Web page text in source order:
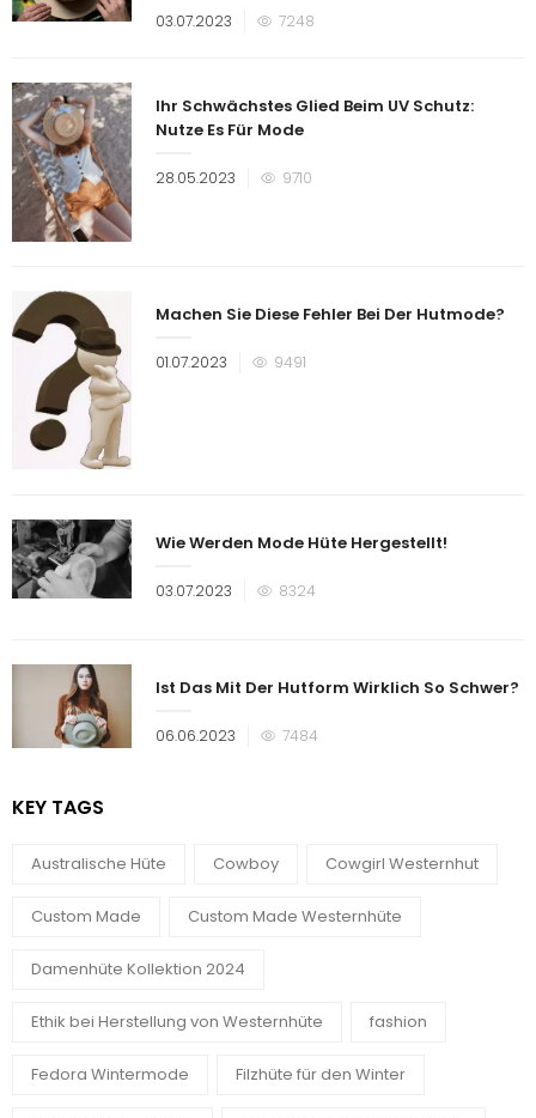
Veröffentlicht
03.07.2023 7248
Ihr Schwächstes Glied Beim UV Schutz:
Nutze Es Für Mode
Veröffentlicht
28.05.2023 9710
Machen Sie Diese Fehler Bei Der Hutmode?
Veröffentlicht
01.07.2023 9491
Wie Werden Mode Hüte Hergestellt!
Veröffentlicht
03.07.2023 8324
Ist Das Mit Der Hutform Wirklich So Schwer?
Veröffentlicht
06.06.2023 7484
KEY TAGS
Australische Hüte Cowboy Cowgirl Westernhut
Custom Made Custom Made Westernhüte
Damenhüte Kollektion 2024
Ethik bei Herstellung von Westernhüte fashion
Fedora Wintermode Filzhüte für den Winter